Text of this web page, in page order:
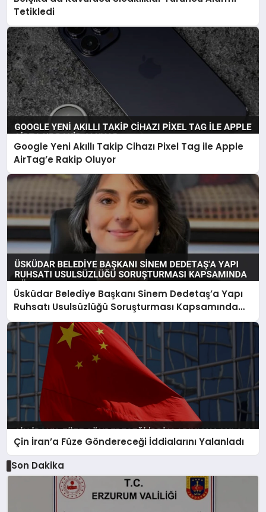
Tetikledi
Google Yeni Akıllı Takip Cihazı Pixel Tag ile Apple
AirTag’e Rakip Oluyor
Üsküdar Belediye Başkanı Sinem Dedetaş’a Yapı
Ruhsatı Usulsüzlüğü Soruşturması Kapsamında
Gözaltı
Çin İran’a Füze Göndereceği İddialarını Yalanladı
Son Dakika